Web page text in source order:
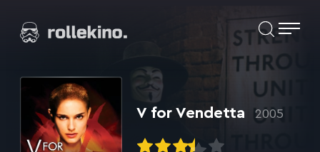
suoraan
Elokuvat ja elokuva-arviot | Rollekino.fi
jälkeen.
V for Vendetta 2005